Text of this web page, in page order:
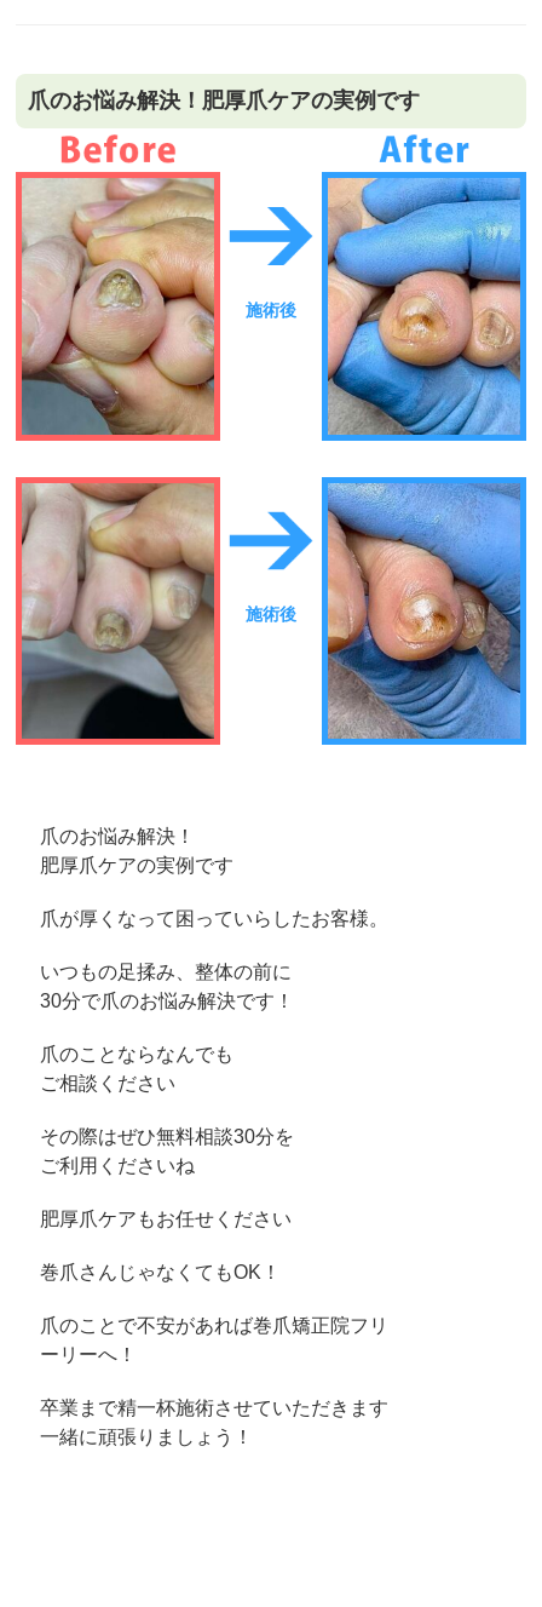
爪のお悩み解決！肥厚爪ケアの実例です
施術後
施術後
爪のお悩み解決！
肥厚爪ケアの実例です
爪が厚くなって困っていらしたお客様。
いつもの足揉み、整体の前に
30分で爪のお悩み解決です！
爪のことならなんでも
ご相談ください
その際はぜひ無料相談30分を
ご利用くださいね
肥厚爪ケアもお任せください
巻爪さんじゃなくてもOK！
爪のことで不安があれば巻爪矯正院フリ
ーリーへ！
卒業まで精一杯施術させていただきます
一緒に頑張りましょう！